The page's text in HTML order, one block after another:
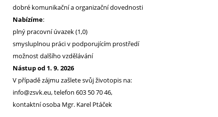
dobré komunikační a organizační dovednosti
Nabízíme:
plný pracovní úvazek (1,0)
smysluplnou práci v podporujícím prostředí
možnost dalšího vzdělávání
Nástup od 1. 9. 2026
V případě zájmu zašlete svůj životopis na:
info@zsvk.eu, telefon 603 50 70 46,
kontaktní osoba Mgr. Karel Ptáček